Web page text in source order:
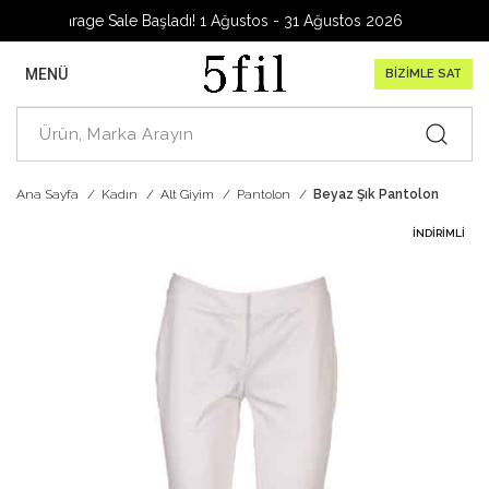
Garage Sale Başladı! 1 Ağustos - 31 Ağustos 2026
MENÜ BİZİMLE SAT
Ana Sayfa Kadın Alt Giyim Pantolon Beyaz Şık Pantolon
İNDIRIMLI